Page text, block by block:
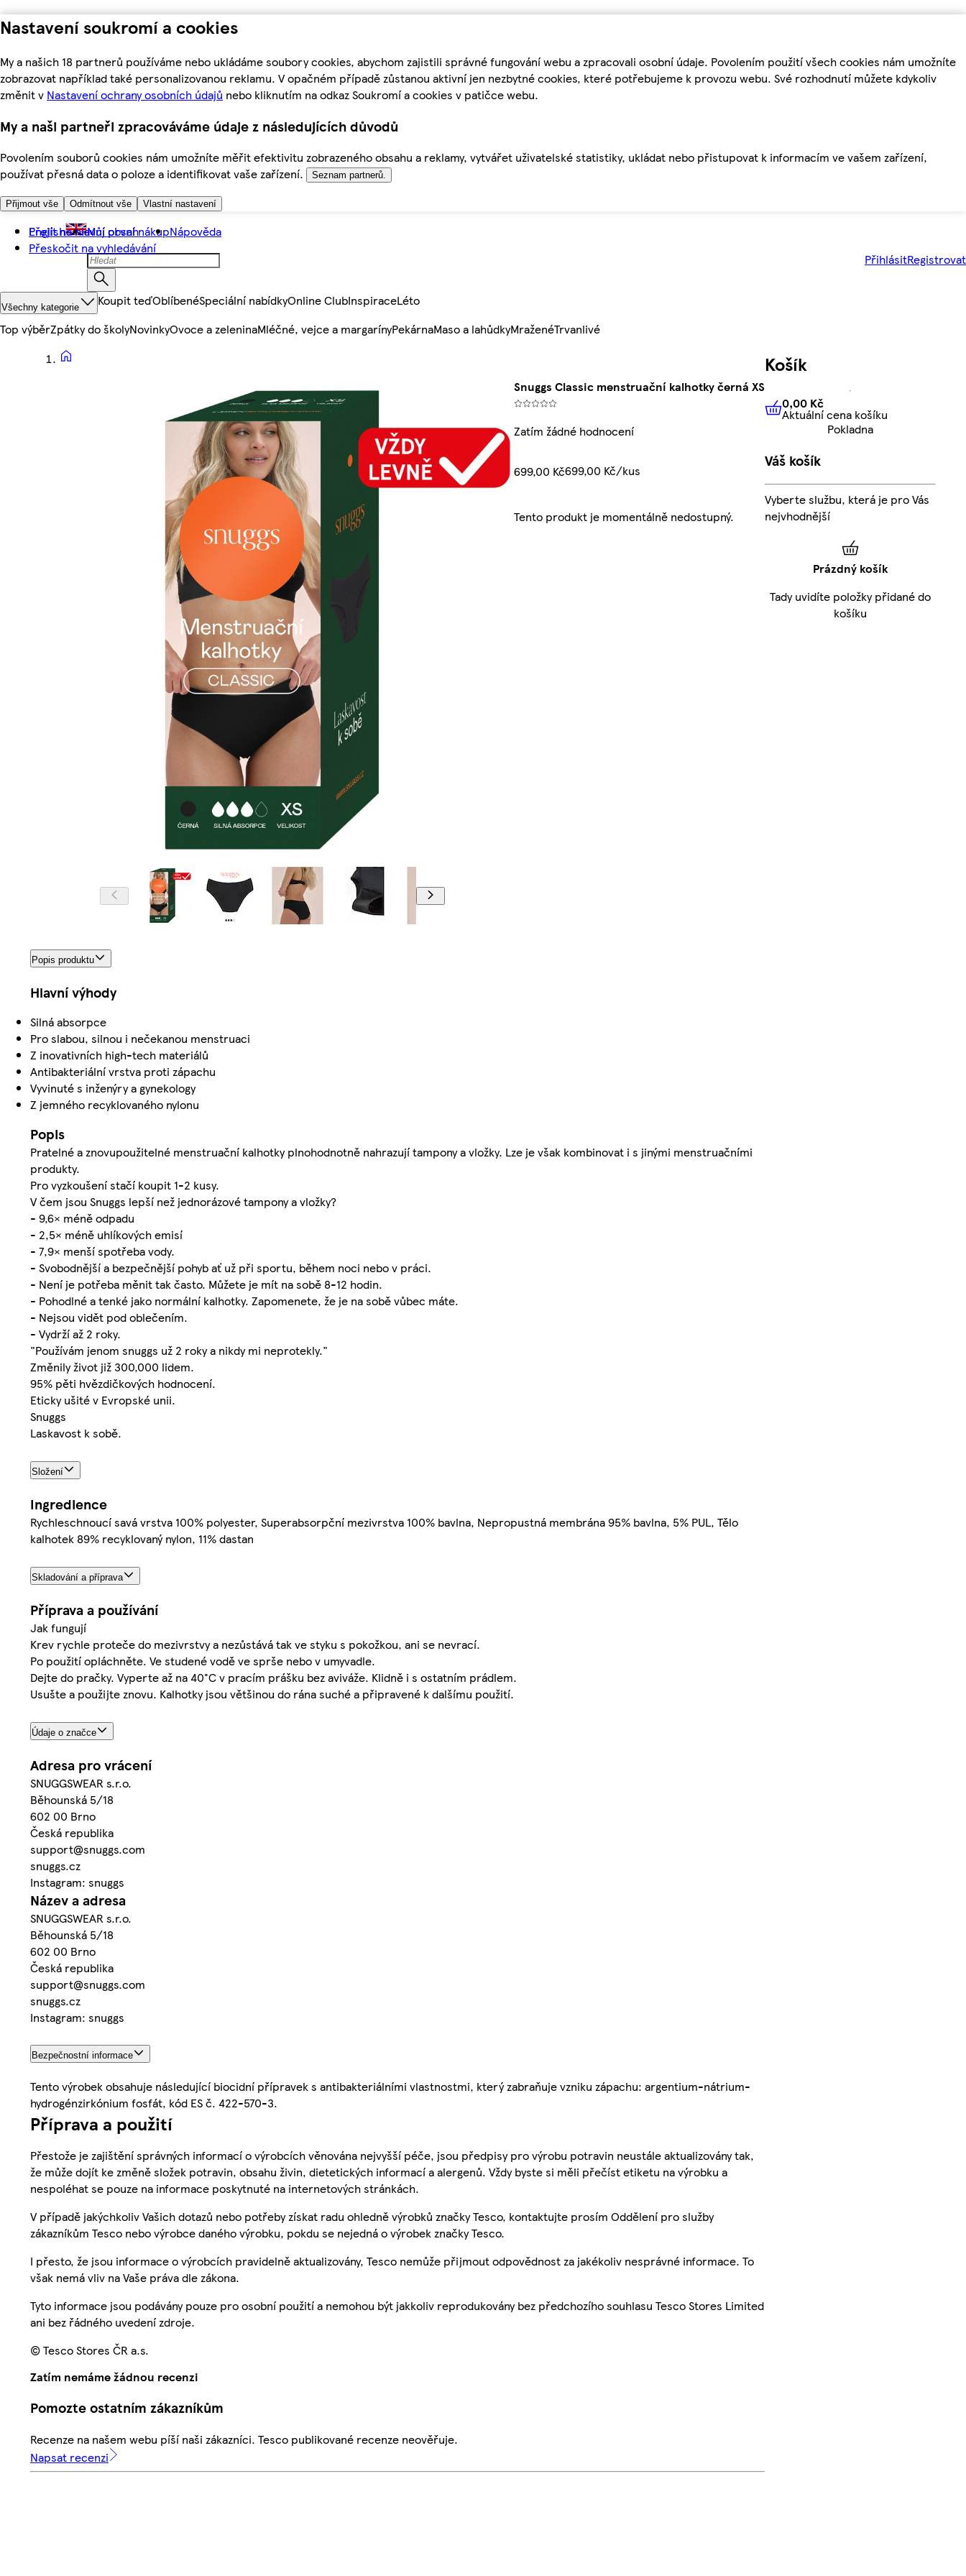
Nastavení soukromí a cookies
My a našich 18 partnerů používáme nebo ukládáme soubory cookies, abychom zajistili správné fungování webu a zpracovali osobní údaje. Povolením použití všech cookies nám umožníte
zobrazovat například také personalizovanou reklamu. V opačném případě zůstanou aktivní jen nezbytné cookies, které potřebujeme k provozu webu. Své rozhodnutí můžete kdykoliv
změnit v Nastavení ochrany osobních údajů nebo kliknutím na odkaz Soukromí a cookies v patičce webu.
My a naši partneři zpracováváme údaje z následujících důvodů
Povolením souborů cookies nám umožníte měřit efektivitu zobrazeného obsahu a reklamy, vytvářet uživatelské statistiky, ukládat nebo přistupovat k informacím ve vašem zařízení,
používat přesná data o poloze a identifikovat vaše zařízení.
Seznam partnerů.
Přijmout vše Odmítnout vše Vlastní nastavení
Přejít na hlavní obsah
Přeskočit na vyhledávání
English Můj první nákupNápověda
PřihlásitRegistrovat
Všechny kategorie Koupit teďOblíbenéSpeciální nabídkyOnline ClubInspiraceLéto
Top výběrZpátky do školyNovinkyOvoce a zeleninaMléčné, vejce a margarínyPekárnaMaso a lahůdkyMraženéTrvanlivé
Snuggs Classic menstruační kalhotky černá XS
Zatím žádné hodnocení
699,00 Kč699,00 Kč/kus
Tento produkt je momentálně nedostupný.
Popis produktu
Hlavní výhody
Silná absorpce
Pro slabou, silnou i nečekanou menstruaci
Z inovativních high-tech materiálů
Antibakteriální vrstva proti zápachu
Vyvinuté s inženýry a gynekology
Z jemného recyklovaného nylonu
Popis
Pratelné a znovupoužitelné menstruační kalhotky plnohodnotně nahrazují tampony a vložky. Lze je však kombinovat i s jinými menstruačními
produkty.
Pro vyzkoušení stačí koupit 1-2 kusy.
V čem jsou Snuggs lepší než jednorázové tampony a vložky?
- 9,6× méně odpadu
- 2,5× méně uhlíkových emisí
- 7,9× menší spotřeba vody.
- Svobodnější a bezpečnější pohyb ať už při sportu, během noci nebo v práci.
- Není je potřeba měnit tak často. Můžete je mít na sobě 8-12 hodin.
- Pohodlné a tenké jako normální kalhotky. Zapomenete, že je na sobě vůbec máte.
- Nejsou vidět pod oblečením.
- Vydrží až 2 roky.
"Používám jenom snuggs už 2 roky a nikdy mi neprotekly."
Změnily život již 300,000 lidem.
95% pěti hvězdičkových hodnocení.
Eticky ušité v Evropské unii.
Snuggs
Laskavost k sobě.
Složení
Ingredience
Rychleschnoucí savá vrstva 100% polyester, Superabsorpční mezivrstva 100% bavlna, Nepropustná membrána 95% bavlna, 5% PUL, Tělo
kalhotek 89% recyklovaný nylon, 11% dastan
Skladování a příprava
Příprava a používání
Jak fungují
Krev rychle proteče do mezivrstvy a nezůstává tak ve styku s pokožkou, ani se nevrací.
Po použití opláchněte. Ve studené vodě ve sprše nebo v umyvadle.
Dejte do pračky. Vyperte až na 40°C v pracím prášku bez aviváže. Klidně i s ostatním prádlem.
Usušte a použijte znovu. Kalhotky jsou většinou do rána suché a připravené k dalšímu použití.
Údaje o značce
Adresa pro vrácení
SNUGGSWEAR s.r.o.
Běhounská 5/18
602 00 Brno
Česká republika
support@snuggs.com
snuggs.cz
Instagram: snuggs
Název a adresa
SNUGGSWEAR s.r.o.
Běhounská 5/18
602 00 Brno
Česká republika
support@snuggs.com
snuggs.cz
Instagram: snuggs
Bezpečnostní informace
Tento výrobek obsahuje následující biocidní přípravek s antibakteriálními vlastnostmi, který zabraňuje vzniku zápachu: argentium-nátrium-
hydrogénzirkónium fosfát, kód ES č. 422-570-3.
Příprava a použití
Přestože je zajištění správných informací o výrobcích věnována nejvyšší péče, jsou předpisy pro výrobu potravin neustále aktualizovány tak,
že může dojít ke změně složek potravin, obsahu živin, dietetických informací a alergenů. Vždy byste si měli přečíst etiketu na výrobku a
nespoléhat se pouze na informace poskytnuté na internetových stránkách.
V případě jakýchkoliv Vašich dotazů nebo potřeby získat radu ohledně výrobků značky Tesco, kontaktujte prosím Oddělení pro služby
zákazníkům Tesco nebo výrobce daného výrobku, pokdu se nejedná o výrobek značky Tesco.
I přesto, že jsou informace o výrobcích pravidelně aktualizovány, Tesco nemůže přijmout odpovědnost za jakékoliv nesprávné informace. To
však nemá vliv na Vaše práva dle zákona.
Tyto informace jsou podávány pouze pro osobní použití a nemohou být jakkoliv reprodukovány bez předchozího souhlasu Tesco Stores Limited
ani bez řádného uvedení zdroje.
© Tesco Stores ČR a.s.
Zatím nemáme žádnou recenzi
Pomozte ostatním zákazníkům
Recenze na našem webu píší naši zákazníci. Tesco publikované recenze neověřuje.
Napsat recenzi
Košík
0,00 KčAktuální cena košíku
0,00 Kč
Aktuální cena košíku
Pokladna
Váš košík
Vyberte službu, která je pro Vás
nejvhodnější
Prázdný košík
Tady uvidíte položky přidané do
košíku